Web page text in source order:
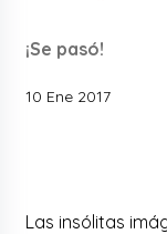
¡Se pasó!
10 Ene 2017
Las insólitas